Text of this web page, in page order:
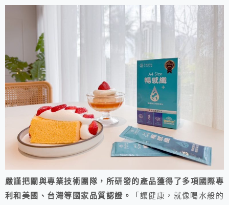
嚴謹把關與專業技術團隊，所研發的產品獲得了多項國際專
利和美國、台灣等國家品質認證。
「讓健康，就像喝水般的